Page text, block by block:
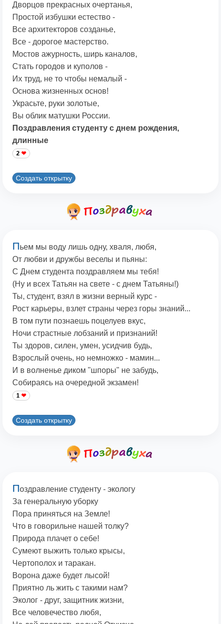
Дворцов прекрасных очертанья,
Простой избушки естество -
Все архитекторов созданье,
Все - дорогое мастерство.
Мостов ажурность, ширь каналов,
Стать городов и куполов -
Их труд, не то чтобы немалый -
Основа жизненных основ!
Украсьте, руки золотые,
Вы облик матушки России.
Поздравления студенту с днем рождения,
длинные
2
Создать открытку
Пьем мы воду лишь одну, хваля, любя,
От любви и дружбы веселы и пьяны:
С Днем студента поздравляем мы тебя!
(Ну и всех Татьян на свете - с днем Татьяны!)
Ты, студент, взял в жизни верный курс -
Рост карьеры, взлет страны через горы знаний...
В том пути познаешь поцелуев вкус,
Ночи страстные лобзаний и признаний!
Ты здоров, силен, умен, усидчив будь,
Взрослый очень, но немножко - мамин...
И в волненье диком "шпоры" не забудь,
Собираясь на очередной экзамен!
1
Создать открытку
Поздравление студенту - экологу
За генеральную уборку
Пора приняться на Земле!
Что в говорильне нашей толку?
Природа плачет о себе!
Сумеют выжить только крысы,
Чертополох и таракан.
Ворона даже будет лысой!
Приятно ль жить с такими нам?
Эколог - друг, защитник жизни,
Все человечество любя,